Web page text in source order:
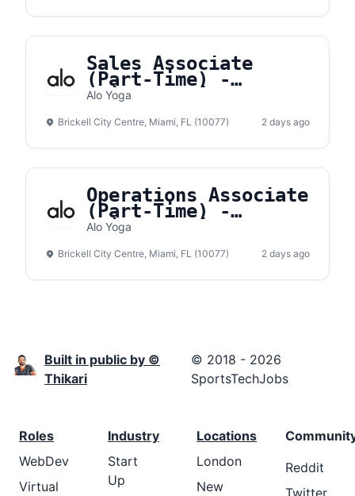
Sales Associate
(Part-Time) -
Brickell City Center
Alo Yoga
Brickell City Centre, Miami, FL (10077) 2 days ago
Operations Associate
(Part-Time) -
Brickell City Center
Alo Yoga
Brickell City Centre, Miami, FL (10077) 2 days ago
Built in public by ©
Thikari
© 2018 - 2026
SportsTechJobs
Roles
WebDev
Virtual
Industry
Start
Up
Locations
London
New
Reddit
Twitter